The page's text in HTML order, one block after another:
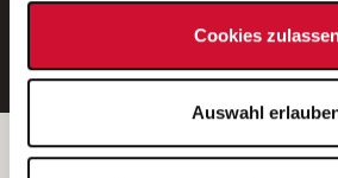
Cookies
Auswahl
E-Mail-Adresse
Betreiber der Webseite